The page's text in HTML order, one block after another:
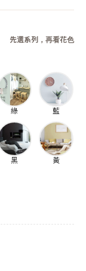
先選系列，再看花色
綠 藍
黑 黃